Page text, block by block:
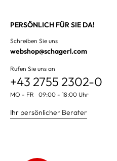
PERSÖNLICH FÜR SIE DA!
Schreiben Sie uns
webshop@schagerl.com
Rufen Sie uns an
+43 2755 2302-0
MO - FR 09:00 - 18:00 Uhr
Ihr persönlicher Berater